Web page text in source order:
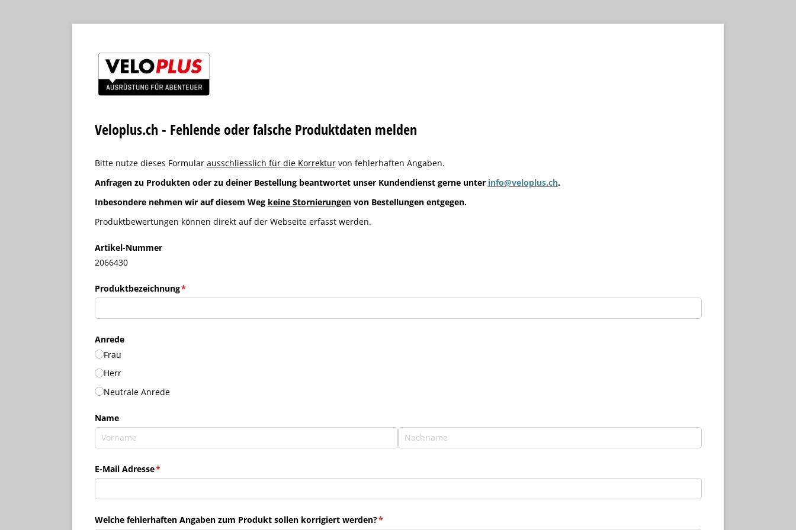
Veloplus.ch - Fehlende oder falsche Produktdaten melden
Bitte nutze dieses Formular ausschliesslich für die Korrekturvon fehlerhaften Angaben.
Anfragen zu Produkten oder zu deiner Bestellung beantwortet unser Kundendienst gerne unter info@veloplus.ch.
Inbesondere nehmen wir auf diesem Weg keine Stornierungenvon Bestellungen entgegen.
Produktbewertungen können direkt auf der Webseite erfasst werden.
Artikel-Nummer
2066430
Produktbezeichnung*
(erforderlich)
Anrede
Frau
Herr
Neutrale Anrede
Name
E-Mail Adresse*
(erforderlich)
Welche fehlerhaften Angaben zum Produkt sollen korrigiert werden?*
(erforderlich)